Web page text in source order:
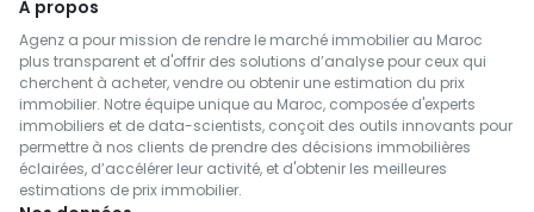
Immobilier à vendre à Fahs-Anjra
Immobilier à vendre à Ifrane
Immobilier à vendre à Safi
Immobilier à vendre à Berkane
Immobilier à vendre à El Kelâa des Sraghna
Immobilier à vendre à El Hajeb
Appartements à vendre à Al Hoceima
Appartements à vendre à Settat
Appartements à vendre à Tétouan
Appartements à vendre à Tiznit
Appartements à vendre à Fahs-Anjra
Appartements à vendre à Ifrane
Villas à vendre à Al Haouz
Villas à vendre à Moulay Yacoub
Villas à vendre à Salé
Villas à vendre à Sefrou
Villas à vendre à Berrechid
À propos
Agenz a pour mission de rendre le marché immobilier au Maroc
plus transparent et d'offrir des solutions d’analyse pour ceux qui
cherchent à acheter, vendre ou obtenir une estimation du prix
immobilier. Notre équipe unique au Maroc, composée d'experts
immobiliers et de data-scientists, conçoit des outils innovants pour
permettre à nos clients de prendre des décisions immobilières
éclairées, d’accélérer leur activité, et d'obtenir les meilleures
estimations de prix immobilier.